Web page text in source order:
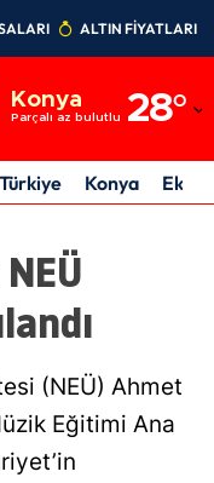
ALTIN FİYATLARI
Konya
Parçalı az bulutlu 28°
Adıyaman
Afyonkarahisar
Amasya
Ankara
Antalya
Artvin
Aydın
Türkiye Konya
(NEÜ) Ahmet
Eğitimi Ana